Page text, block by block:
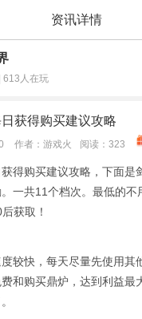
资讯详情
613人在玩
获得购买建议攻略
作者： 游戏火 阅读： 323
得购买建议攻略，下面是
一共11个档次。最低的不
获取！
较快，每天尽量先使用其
和购买鼎炉，达到利益最